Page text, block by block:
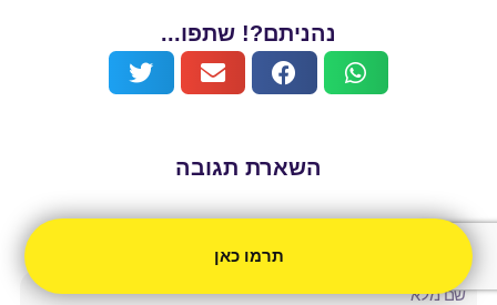
נהניתם?! שתפו...
השארת תגובה
יש לך שאלה? צריך ייעוץ? קליק ונתקשר.
תרמו כאן